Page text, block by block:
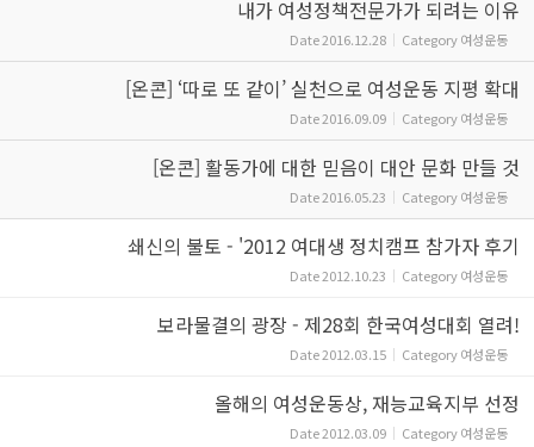
내가 여성정책전문가가 되려는 이유
Date2016.12.28 Category여성운동
[온콘] ‘따로 또 같이’ 실천으로 여성운동 지평 확대
Date2016.09.09 Category여성운동
[온콘] 활동가에 대한 믿음이 대안 문화 만들 것
Date2016.05.23 Category여성운동
쇄신의 불토 - '2012 여대생 정치캠프 참가자 후기
Date2012.10.23 Category여성운동
보라물결의 광장 - 제28회 한국여성대회 열려!
Date2012.03.15 Category여성운동
올해의 여성운동상, 재능교육지부 선정
Date2012.03.09 Category여성운동